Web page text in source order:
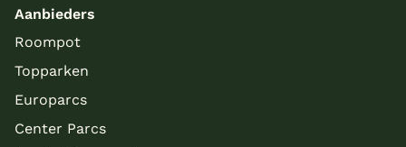
Aanbieders
Roompot
Topparken
Europarcs
Center Parcs